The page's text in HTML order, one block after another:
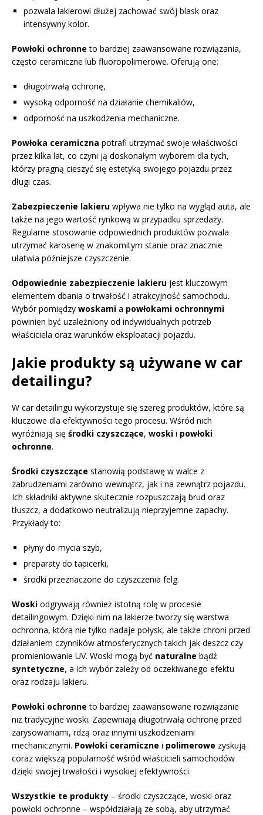
pozwala lakierowi dłużej zachować swój blask oraz
intensywny kolor.
Powłoki ochronne to bardziej zaawansowane rozwiązania,
często ceramiczne lub fluoropolimerowe. Oferują one:
długotrwałą ochronę,
wysoką odporność na działanie chemikaliów,
odporność na uszkodzenia mechaniczne.
Powłoka ceramiczna potrafi utrzymać swoje właściwości
przez kilka lat, co czyni ją doskonałym wyborem dla tych,
którzy pragną cieszyć się estetyką swojego pojazdu przez
długi czas.
Zabezpieczenie lakieru wpływa nie tylko na wygląd auta, ale
także na jego wartość rynkową w przypadku sprzedaży.
Regularne stosowanie odpowiednich produktów pozwala
utrzymać karoserię w znakomitym stanie oraz znacznie
ułatwia późniejsze czyszczenie.
Odpowiednie zabezpieczenie lakieru jest kluczowym
elementem dbania o trwałość i atrakcyjność samochodu.
Wybór pomiędzy woskami a powłokami ochronnymi
powinien być uzależniony od indywidualnych potrzeb
właściciela oraz warunków eksploatacji pojazdu.
Jakie produkty są używane w car
detailingu?
W car detailingu wykorzystuje się szereg produktów, które są
kluczowe dla efektywności tego procesu. Wśród nich
wyróżniają się środki czyszczące, woski i powłoki
ochronne.
Środki czyszczące stanowią podstawę w walce z
zabrudzeniami zarówno wewnątrz, jak i na zewnątrz pojazdu.
Ich składniki aktywne skutecznie rozpuszczają brud oraz
tłuszcz, a dodatkowo neutralizują nieprzyjemne zapachy.
Przykłady to:
płyny do mycia szyb,
preparaty do tapicerki,
środki przeznaczone do czyszczenia felg.
Woski odgrywają również istotną rolę w procesie
detailingowym. Dzięki nim na lakierze tworzy się warstwa
ochronna, która nie tylko nadaje połysk, ale także chroni przed
działaniem czynników atmosferycznych takich jak deszcz czy
promieniowanie UV. Woski mogą być naturalne bądź
syntetyczne, a ich wybór zależy od oczekiwanego efektu
oraz rodzaju lakieru.
Powłoki ochronne to bardziej zaawansowane rozwiązanie
niż tradycyjne woski. Zapewniają długotrwałą ochronę przed
zarysowaniami, rdzą oraz innymi uszkodzeniami
mechanicznymi. Powłoki ceramiczne i polimerowe zyskują
coraz większą popularność wśród właścicieli samochodów
dzięki swojej trwałości i wysokiej efektywności.
Wszystkie te produkty – środki czyszczące, woski oraz
powłoki ochronne – współdziałają ze sobą, aby utrzymać